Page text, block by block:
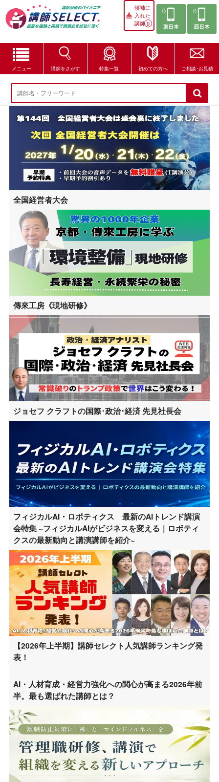
候補に
入れた
講師0
メニュー 講師をさがす 特集一覧 初めての方へ ご相談･お見積
講師をさがす
特集一覧
講師セレクトが選ばれる理由
ブログ・コラム
はじめての方へ
ご相談・お見積
全国経営者大会
傳來工房《現地研修》
ジョセフ クラフトの国際･政治･経済 先見社長会
フィジカルAI・ロボティクス 最新のAIトレンド講演
会特集 ~フィジカルAIがビジネスを変える｜ロボティ
クスの最新動向と講演講師を紹介~
【2026年上半期】講師セレクト人気講師ランキング発
表！
AI・人材育成・経営力強化への関心が高まる2026年前
半。最も選ばれた講師とは？